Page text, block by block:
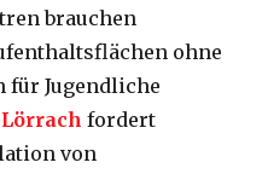
brauchen
ohne
für Jugendliche
fordert
von